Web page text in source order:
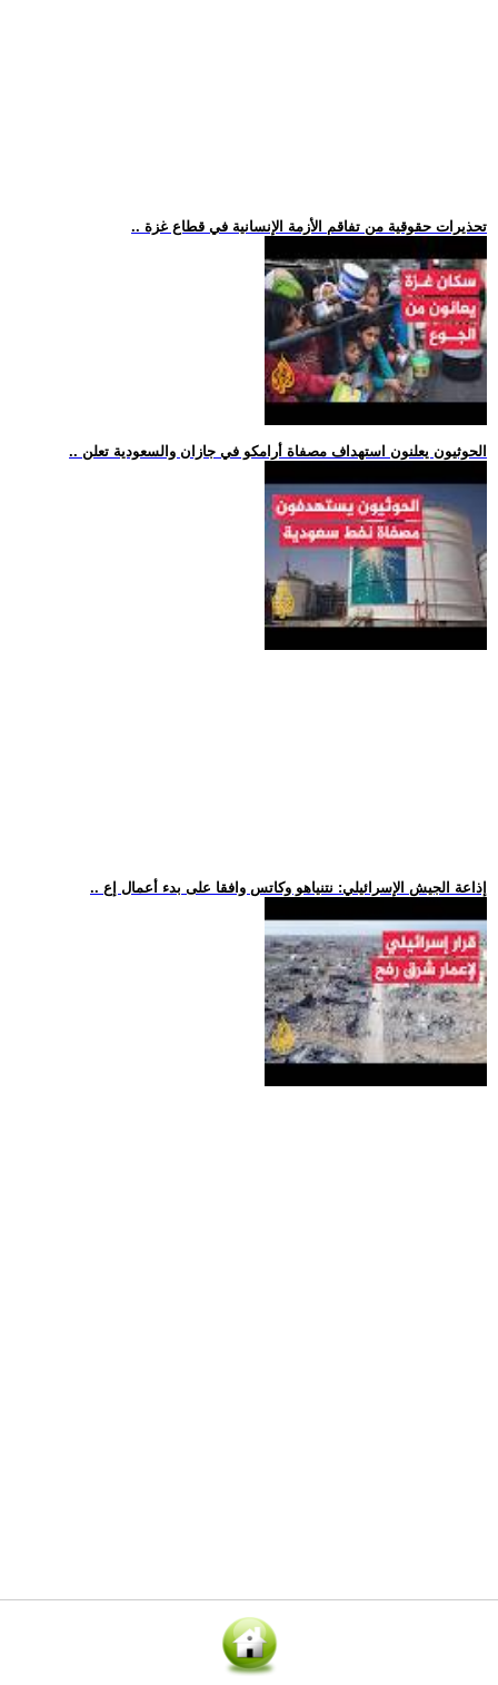
.. تحذيرات حقوقية من تفاقم الأزمة الإنسانية في قطاع غزة
.. الحوثيون يعلنون استهداف مصفاة أرامكو في جازان والسعودية تعلن
.. إذاعة الجيش الإسرائيلي: نتنياهو وكاتس وافقا على بدء أعمال إع